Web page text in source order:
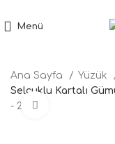
Menü
Ana Sayfa
Yüzük
Selçuklu Kartalı
- 24%